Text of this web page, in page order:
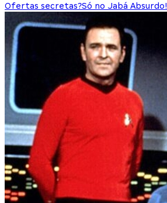
Ofertas secretas?Só no Jabá Absurdo!